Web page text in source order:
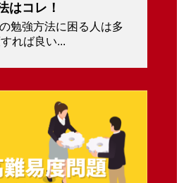
はコレ！
勉強方法に困る人は多
れば良い...